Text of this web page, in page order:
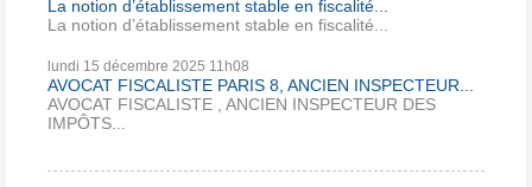
La notion d’établissement stable en fiscalité...
La notion d’établissement stable en fiscalité...
lundi 15 décembre 2025 11h08
AVOCAT FISCALISTE PARIS 8, ANCIEN INSPECTEUR...
AVOCAT FISCALISTE , ANCIEN INSPECTEUR DES
IMPÔTS...